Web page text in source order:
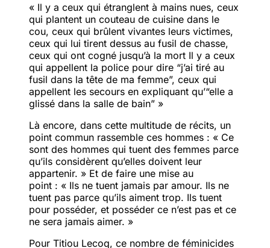
« Il y a ceux qui étranglent à mains nues, ceux
qui plantent un couteau de cuisine dans le
cou, ceux qui brûlent vivantes leurs victimes,
ceux qui lui tirent dessus au fusil de chasse,
ceux qui ont cogné jusqu’à la mort Il y a ceux
qui appellent la police pour dire “j’ai tiré au
fusil dans la tête de ma femme”, ceux qui
appellent les secours en expliquant qu’“elle a
glissé dans la salle de bain” »
Là encore, dans cette multitude de récits, un
point commun rassemble ces hommes : « Ce
sont des hommes qui tuent des femmes parce
qu’ils considèrent qu’elles doivent leur
appartenir. » Et de faire une mise au
point : « Ils ne tuent jamais par amour. Ils ne
tuent pas parce qu’ils aiment trop. Ils tuent
pour posséder, et posséder ce n’est pas et ce
ne sera jamais aimer. »
Pour Titiou Lecoq, ce nombre de féminicides